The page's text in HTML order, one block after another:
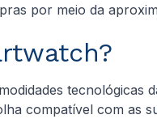
por meio da
tecnológicas
compatível com as